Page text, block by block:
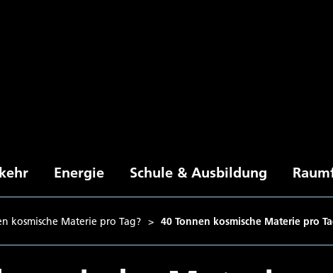
Energie Schule & Ausbildung
kosmische Materie pro Tag? > 40 Tonnen kosmische Materie pro